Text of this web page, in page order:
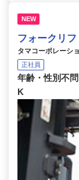
NEW
フォークリ
タマコーポレーシ
正社員
年齢・性別不
K